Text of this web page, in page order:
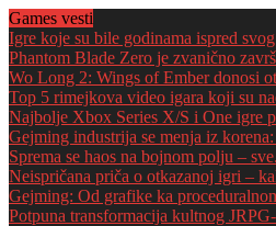
Games vesti
Igre koje su bile godinama ispred
Phantom Blade Zero je zvanično
Wo Long 2: Wings of Ember donosi
Top 5 rimejkova video igara koji su
Najbolje Xbox Series X/S i One igre
Gejming industrija se menja iz
Sprema se haos na bojnom polju –
Neispričana priča o otkazanoj igri –
Gejming: Od grafike ka
Potpuna transformacija kultnog